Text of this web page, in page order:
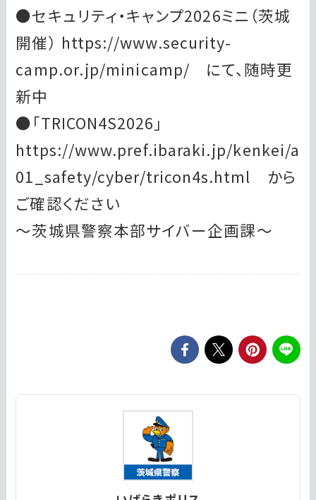
●セキュリティ・キャンプ2026ミニ（茨城
開催） https://www.security-
camp.or.jp/minicamp/ にて、随時更
新中
●「TRICON4S2026」
https://www.pref.ibaraki.jp/kenkei/a
01_safety/cyber/tricon4s.html から
ご確認ください
～茨城県警察本部サイバー企画課～